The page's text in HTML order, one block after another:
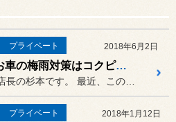
プライベート 2018年6月2日
☆★皆様のお車の梅雨対策はコクピットズームにお任せです！！☆★
プライベート 2018年1月12日